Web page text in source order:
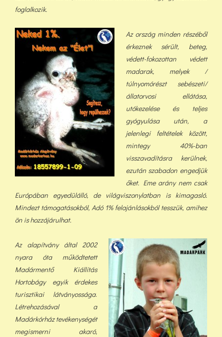
foglalkozik.
Az ország minden részéből
érkeznek sérült, beteg,
védett-fokozottan védett
madarak, melyek /
túlnyomórészt sebészeti/
állatorvosi ellátása,
utókezelése és teljes
gyógyulása után, a
jelenlegi feltételek között,
mintegy 40%-ban
visszavadításra kerülnek,
ezután szabadon engedjük
őket. Eme arány nem csak
Európában egyedülálló, de világviszonylatban is kimagasló.
Mindezt támogatásokból, Adó 1% felajánlásokból tesszük, amihez
ön is hozzájárulhat.
Az alapítvány által 2002
nyara óta működtetett
Madármentő Kiállítás
Hortobágy egyik érdekes
turisztikai látványossága.
Létrehozásával a
Madárkórház tevékenységét
megismerni akaró,